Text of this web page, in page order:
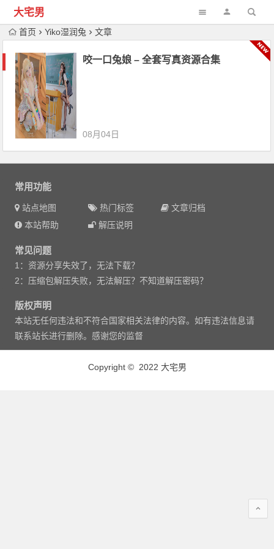
大宅男
首页 Yiko湿润兔 文章
咬一口兔娘 – 全套写真资源合集
08月04日
常用功能
站点地图 热门标签
文章归档
本站帮助
解压说明
常见问题
1：资源分享失效了，无法下载？
2：压缩包解压失败，无法解压？不知道解压密码？
版权声明
本站无任何违法和不符合国家相关法律的内容。如有违法信息请
联系站长进行删除。感谢您的监督
Copyright © 2022 大宅男